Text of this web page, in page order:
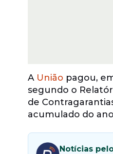
A União pagou,
segundo o
de
acumulado do
Notícias